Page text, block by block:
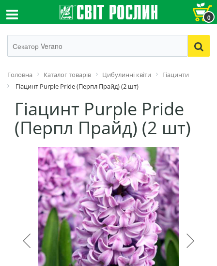
0
Головна Каталог товарів Цибулинні квіти
Гіацинти
Гіацинт Purple Pride (Перпл Прайд) (2 шт)
Гіацинт Purple Pride
(Перпл Прайд) (2 шт)